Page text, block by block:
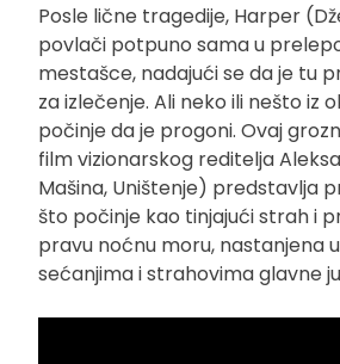
Posle lične tragedije, Harper
povlači potpuno sama u
mestašce, nadajući se da je tu
za izlečenje. Ali neko ili nešto iz
počinje da je progoni. Ovaj
film vizionarskog reditelja
Mašina, Uništenje) predstavlja
što počinje kao tinjajući strah i
pravu noćnu moru, nastanjena
sećanjima i strahovima glavne